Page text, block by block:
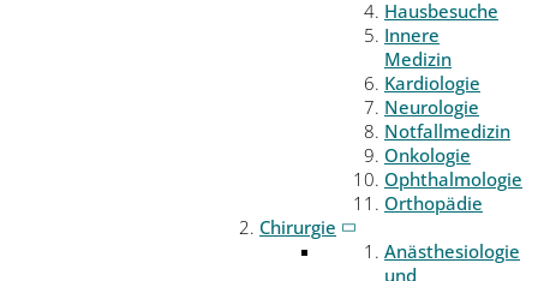
Hausbesuche
Innere
Medizin
Kardiologie
Neurologie
Notfallmedizin
Onkologie
Ophthalmologie
Orthopädie
Chirurgie
Anästhesiologie
und